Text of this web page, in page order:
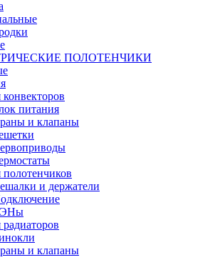
ПОЛОТЕНЧИКИ
конвекторов
питания
и клапаны
полотенчиков
и держатели
и клапаны